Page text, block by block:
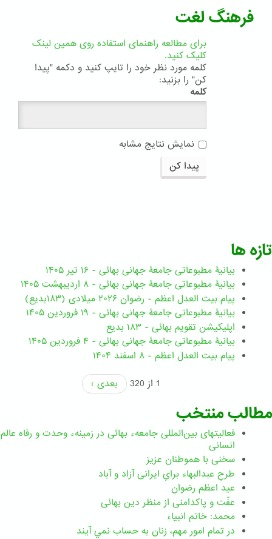
فرهنگ لغت
برای مطالعه راهنمای استفاده روی همین لینک
کلیک کنید.
کلمه مورد نظر خود را تایپ کنید و دکمه "پیدا
کن" را بزنید:
کلمه
نمایش نتایج مشابه
پیدا کن
تازه ها
بیانیۀ مطبوعاتی جامعۀ جهانی بهائی - ۱۶ تیر ۱۴۰۵
بیانیۀ مطبوعاتی جامعۀ جهانی بهائی - ۸ اردیبهشت ۱۴۰۵
پیام بیت العدل اعظم - رضوان ۲۰۲۶ میلادی (۱۸۳بدیع)
بیانیۀ مطبوعاتی جامعۀ جهانی بهائی - ۱۹ فروردین ۱۴۰۵
اپلیکیشن تقویم بهائی - ۱۸۳ بدیع
بیانیۀ مطبوعاتی جامعۀ جهانی بهائی - ۴ فروردین ۱۴۰۵
پیام بیت العدل اعظم - ۸ اسفند ۱۴۰۴
1 از 320
بعدی ›
مطالب منتخب
فعالیتهای بین‌المللی جامعهء بهائی در زمینهء وحدت و رفاه عالم
انسانی
سخنی با هموطنان عزیز
طرحِ عبدالبهاء برایِ ایرانی آزاد و آباد
عید اعظم رضوان
عفّت و پاکدامنی از منظر دین بهائی
محمد: خاتم انبیاء
در تمام امور مهم،‌ زنان به حساب نمي آيند